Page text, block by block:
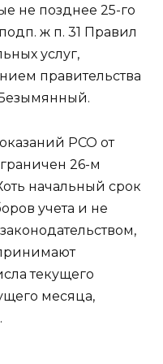
не позднее 25-го
ж п. 31 Правил
услуг,
правительства
РСО от
26-м
начальный срок
учета и не
текущего
месяца,